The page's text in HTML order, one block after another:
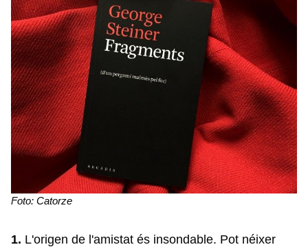
Foto: Catorze
1. L'origen de l'amistat és insondable. Pot néixer